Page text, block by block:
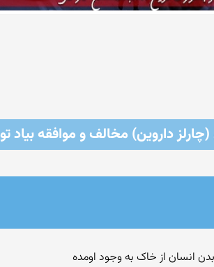
داروین) مخالف و موافقه بیاد تو